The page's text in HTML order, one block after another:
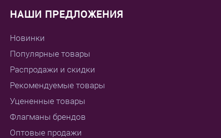
НАШИ ПРЕДЛОЖЕНИЯ
Новинки
Популярные товары
Распродажи и скидки
Рекомендуемые товары
Уцененные товары
Флагманы брендов
Оптовые продажи